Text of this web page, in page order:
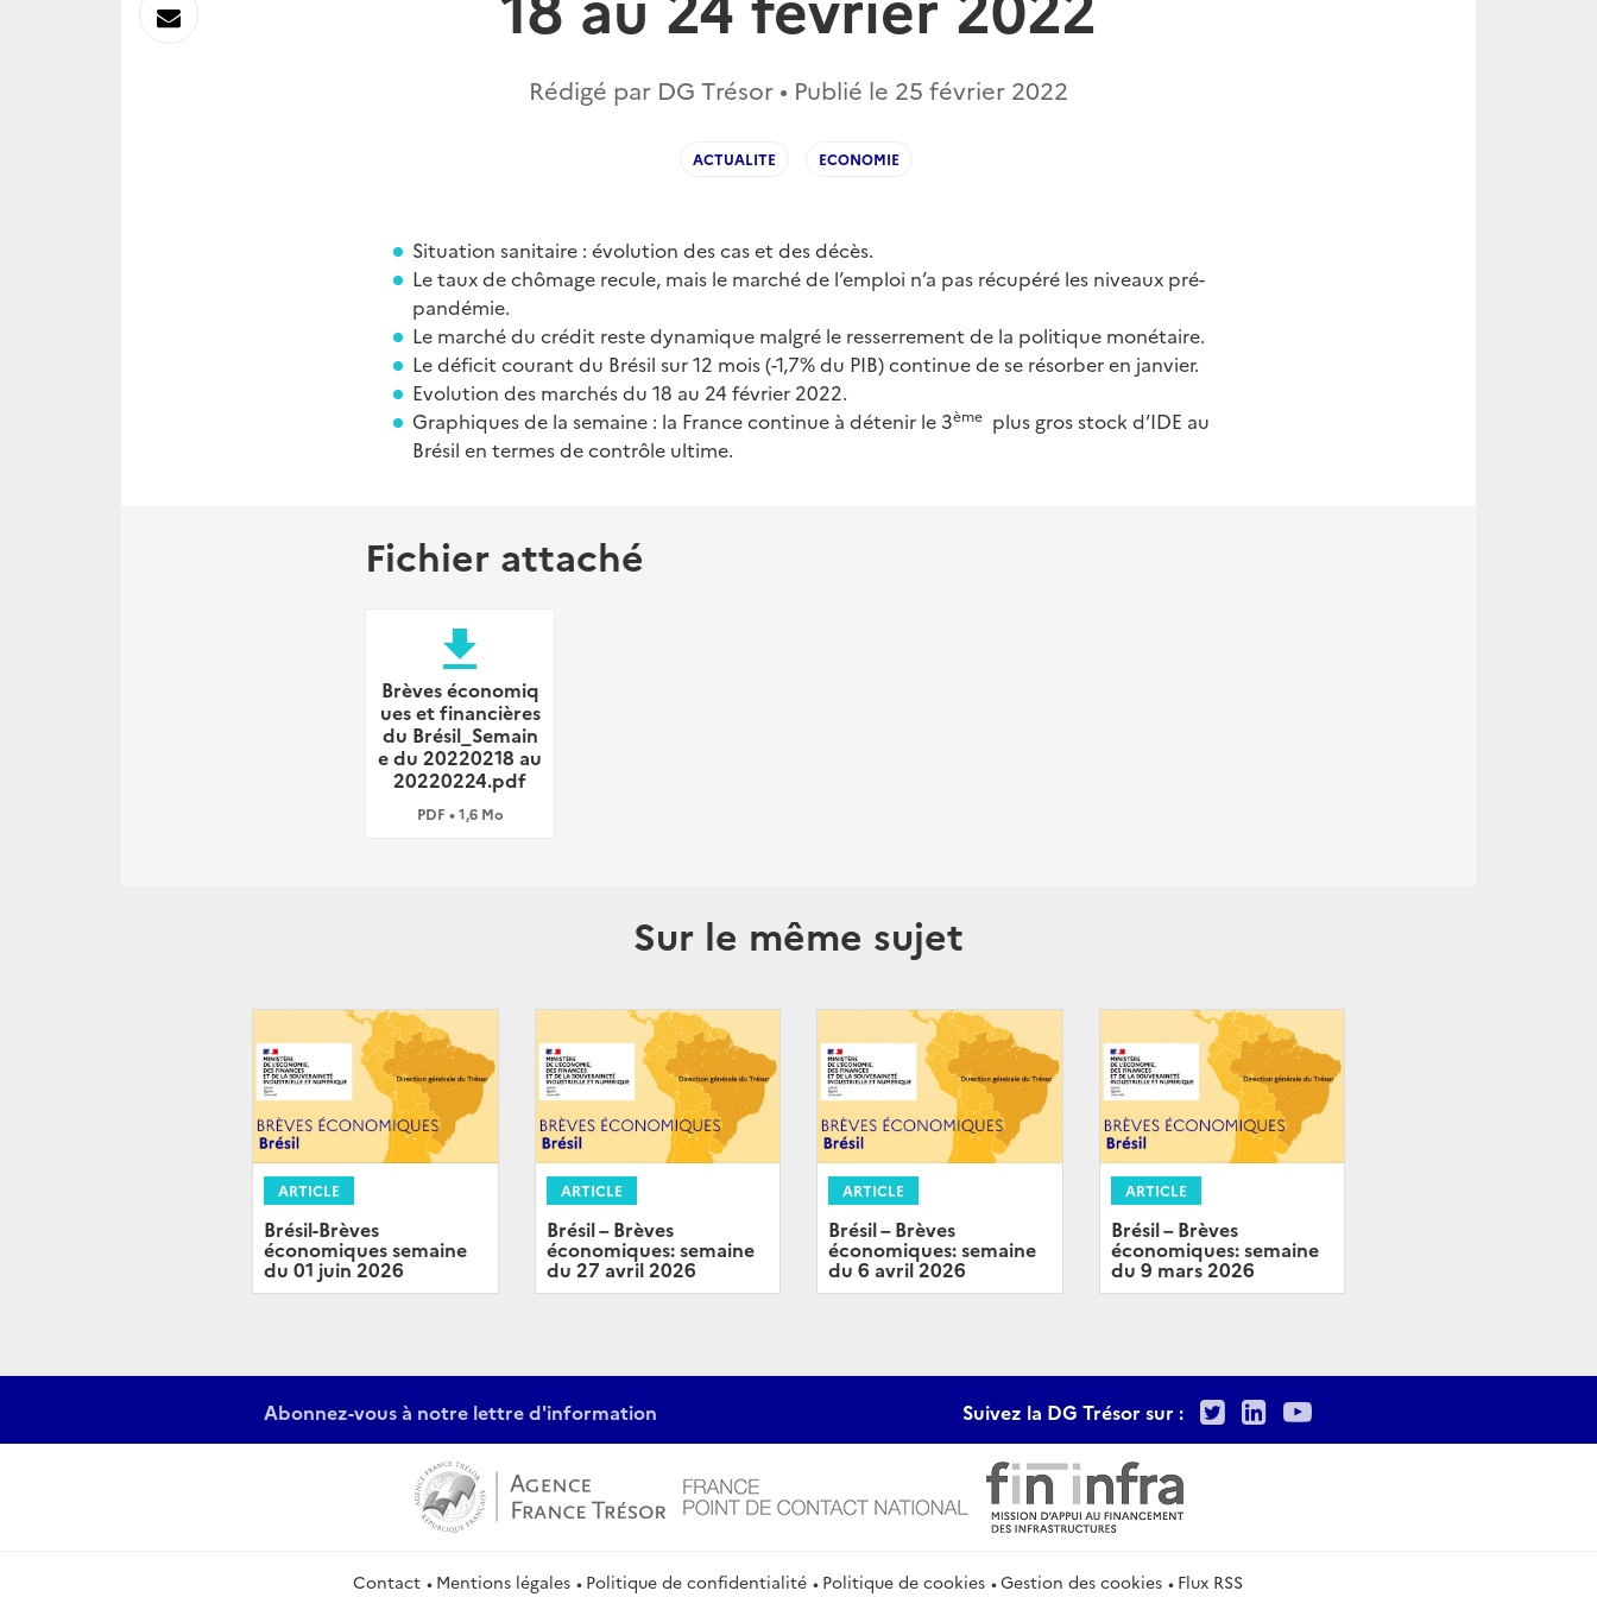
Rédigé par DG Trésor • Publié le 25 février 2022
ACTUALITE ECONOMIE
Situation sanitaire : évolution des cas et des décès.
Le taux de chômage recule, mais le marché de l’emploi n’a pas récupéré les niveaux pré-
pandémie.
Le marché du crédit reste dynamique malgré le resserrement de la politique monétaire.
Le déficit courant du Brésil sur 12 mois (-1,7% du PIB) continue de se résorber en janvier.
Evolution des marchés du 18 au 24 février 2022.
Graphiques de la semaine : la France continue à détenir le 3ème plus gros stock d’IDE au
Brésil en termes de contrôle ultime.
Fichier attaché
file_download
Brèves économiq
ues et financières
du Brésil_Semain
e du 20220218 au
20220224.pdf
PDF • 1,6 Mo
Sur le même sujet
ARTICLE
Brésil-Brèves
économiques semaine
du 01 juin 2026
ARTICLE
Brésil – Brèves
économiques: semaine
du 27 avril 2026
ARTICLE
Brésil – Brèves
économiques: semaine
du 6 avril 2026
ARTICLE
Brésil – Brèves
économiques: semaine
du 9 mars 2026
Envoyer
Abonnez-vous à notre lettre d'information Suivez la DG Trésor sur : TwitterLinkedIn
Youtube
Contact Mentions légales Politique de confidentialité Politique de cookies Gestion des cookies Flux RSS